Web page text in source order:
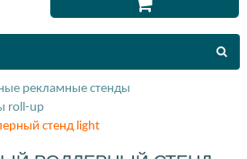
рекламные стенды
roll-up
стенд light